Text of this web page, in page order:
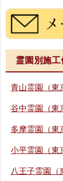
霊園別施工
青山霊園（東
谷中霊園（東
多摩霊園（東
小平霊園（東
八王子霊園（